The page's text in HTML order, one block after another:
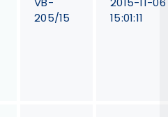
205/15
15:01:11